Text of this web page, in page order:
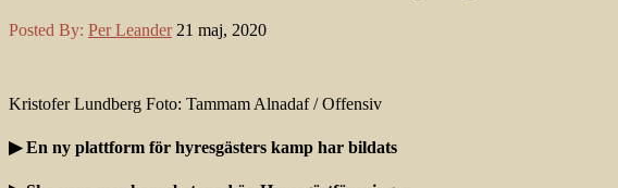
Posted By: Per Leander 21 maj, 2020
Kristofer Lundberg Foto: Tammam Alnadaf / Offensiv
▶ En ny plattform för hyresgästers kamp har bildats